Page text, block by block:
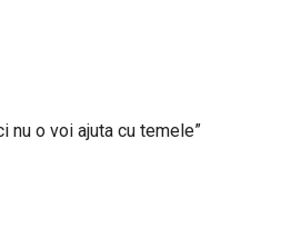
nu o voi ajuta cu temele”